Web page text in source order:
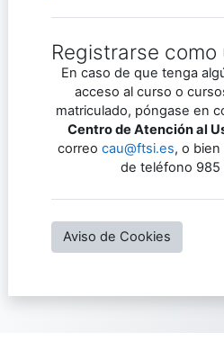
Registrarse como
En caso de que tenga
acceso al curso o
matriculado, póngase en
Centro de Atención al
correo cau@ftsi.es, o bien
de teléfono 985
Aviso de Cookies